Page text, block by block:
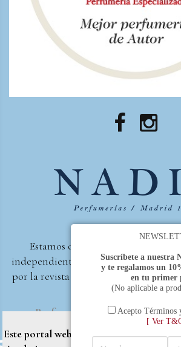
Estamos orgullosos de ser la
independiente de España, en recibir
por la revista Beautyproof en 2015 a
de autor.
Perfumería Nadia2017 |Política
Este portal web utiliza cookies propias
Suscríbete a nuestra
y te regalamos un
en tu primer
(No aplicable a
Acepto Términos
[ Ver